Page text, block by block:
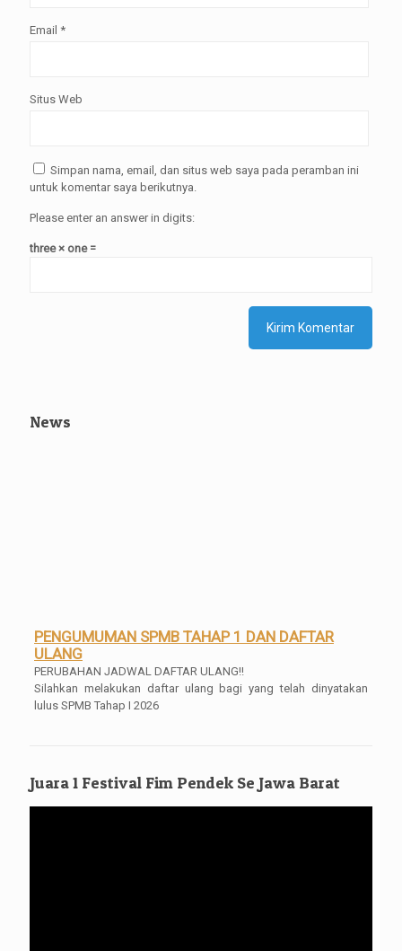
Email *
Situs Web
Simpan nama, email, dan situs web saya pada peramban ini
untuk komentar saya berikutnya.
Please enter an answer in digits:
three × one =
News
PENGUMUMAN SPMB TAHAP 1 DAN DAFTAR
ULANG
PERUBAHAN JADWAL DAFTAR ULANG!!
Silahkan melakukan daftar ulang bagi yang telah dinyatakan
lulus SPMB Tahap I 2026
Mei 2026 Pukul 16.00 WIB
Pengambilan Ijazah Gratis
Juara 1 Festival Fim Pendek Se Jawa Barat